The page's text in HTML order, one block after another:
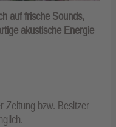
auf frische Sounds,
akustische Energie
Zeitung bzw. Besitzer